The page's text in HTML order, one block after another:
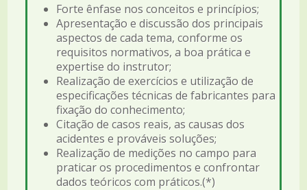
Forte ênfase nos conceitos e princípios;
Apresentação e discussão dos principais
aspectos de cada tema, conforme os
requisitos normativos, a boa prática e
expertise do instrutor;
Realização de exercícios e utilização de
especificações técnicas de fabricantes para
fixação do conhecimento;
Citação de casos reais, as causas dos
acidentes e prováveis soluções;
Realização de medições no campo para
praticar os procedimentos e confrontar
dados teóricos com práticos.(*)